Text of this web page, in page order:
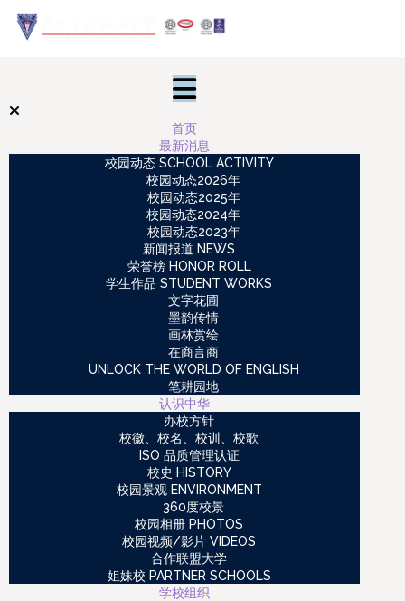
首页
最新消息
校园动态 SCHOOL ACTIVITY
校园动态2026年
校园动态2025年
校园动态2024年
校园动态2023年
新闻报道 NEWS
荣誉榜 HONOR ROLL
学生作品 STUDENT WORKS
文字花圃
墨韵传情
画林赏绘
在商言商
UNLOCK THE WORLD OF ENGLISH
笔耕园地
认识中华
办校方针
校徽、校名、校训、校歌
ISO 品质管理认证
校史 HISTORY
校园景观 ENVIRONMENT
360度校景
校园相册 PHOTOS
校园视频/影片 VIDEOS
合作联盟大学
姐妹校 PARTNER SCHOOLS
学校组织